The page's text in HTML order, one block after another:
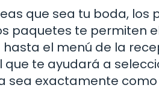
que sea tu boda, los
paquetes te permiten
el menú de la
te ayudará a
sea exactamente